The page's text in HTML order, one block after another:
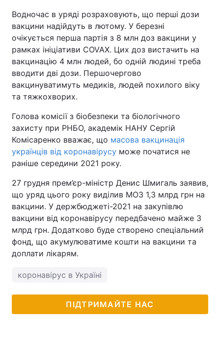
Водночас в уряді розраховують, що перші дози
вакцини надійдуть в лютому. У березні
очікується перша партія з 8 млн доз вакцини у
рамках ініціативи COVAX. Цих доз вистачить на
вакцинацію 4 млн людей, бо одній людині треба
вводити дві дози. Першочергово
вакцинуватимуть медиків, людей похилого віку
та тяжкохворих.
Голова комісії з біобезпеки та біологічного
захисту при РНБО, академік НАНУ Сергій
Комісаренко вважає, що масова вакцинація
українців від коронавірусу може початися не
раніше середини 2021 року.
27 грудня прем’єр-міністр Денис Шмигаль заявив,
що уряд цього року виділив МОЗ 1,3 млрд грн на
вакцини. У держбюджеті-2021 на закупівлю
вакцини від коронавірусу передбачено майже 3
млрд грн. Додатково буде створено спеціальний
фонд, що акумулюватиме кошти на вакцини та
доплати лікарям.
коронавірус в Україні
ПІДТРИМАЙТЕ НАС